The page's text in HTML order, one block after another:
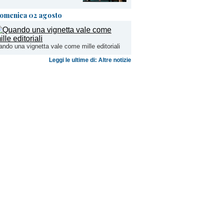
02 agosto
una vignetta vale come mille editoriali
Leggi le ultime di: Altre notizie